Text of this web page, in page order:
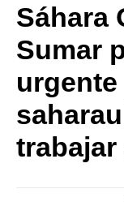
Sáhara
Sumar
trabajar